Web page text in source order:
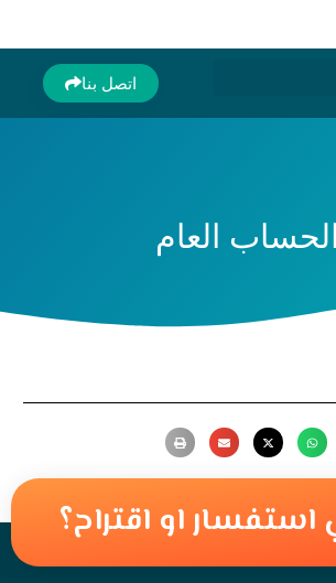
اتصل بنا
الحساب العام
او اقتراح؟